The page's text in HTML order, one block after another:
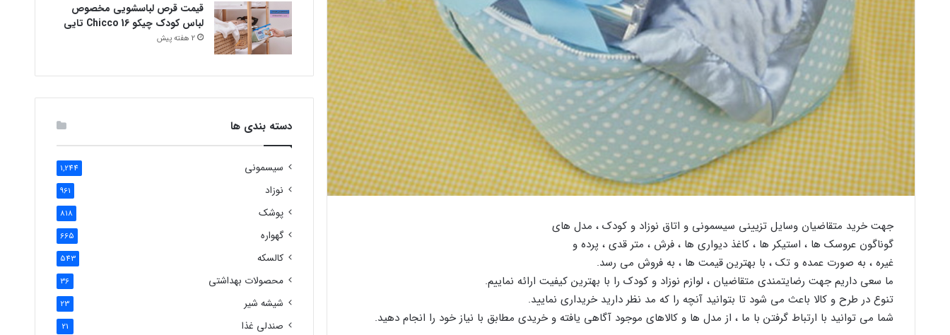
جهت خرید متقاضیان وسایل تزیینی سیسمونی و اتاق نوزاد و کودک ، مدل های
گوناگون عروسک ها ، استیکر ها ، کاغذ دیواری ها ، فرش ، متر قدی ، پرده و
غیره ، به صورت عمده و تک ، با بهترین قیمت ها ، به فروش می رسد.
ما سعی داریم جهت رضایتمندی متقاضیان ، لوازم نوزاد و کودک را با بهترین کیفیت ارائه نماییم.
تنوع در طرح و کالا باعث می شود تا بتوانید آنچه را که مد نظر دارید خریداری نمایید.
شما می توانید با ارتباط گرفتن با ما ، از مدل ها و کالاهای موجود آگاهی یافته و خریدی مطابق با نیاز خود را انجام دهید.
قیمت قرص لباسشویی مخصوص
لباس کودک چیکو Chicco 16 تایی
2 هفته پیش
دسته بندی ها
سیسمونی 1,244
نوزاد 961
پوشک 818
گهواره 665
کالسکه 543
محصولات بهداشتی 36
شیشه شیر 23
صندلی غذا 21